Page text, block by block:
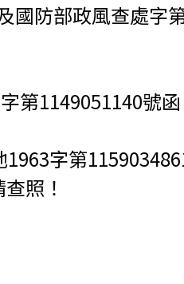
國防部政風查處
第1149051140號函
字第
照！